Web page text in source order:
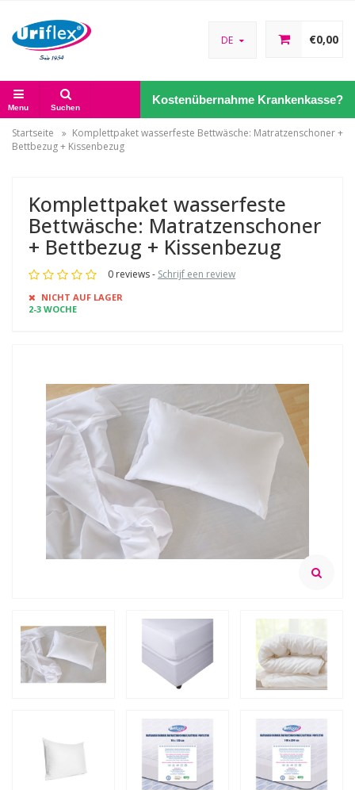
DE €0,00
Menu Suchen
Kostenübernahme Krankenkasse?
Startseite
Komplettpaket wasserfeste Bettwäsche: Matratzenschoner +
Bettbezug + Kissenbezug
Komplettpaket wasserfeste
Bettwäsche: Matratzenschoner
+ Bettbezug + Kissenbezug
0 reviews - Schrijf een review
NICHT AUF LAGER
2-3 WOCHE